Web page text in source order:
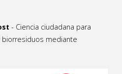
- Ciencia ciudadana para
biorresiduos mediante